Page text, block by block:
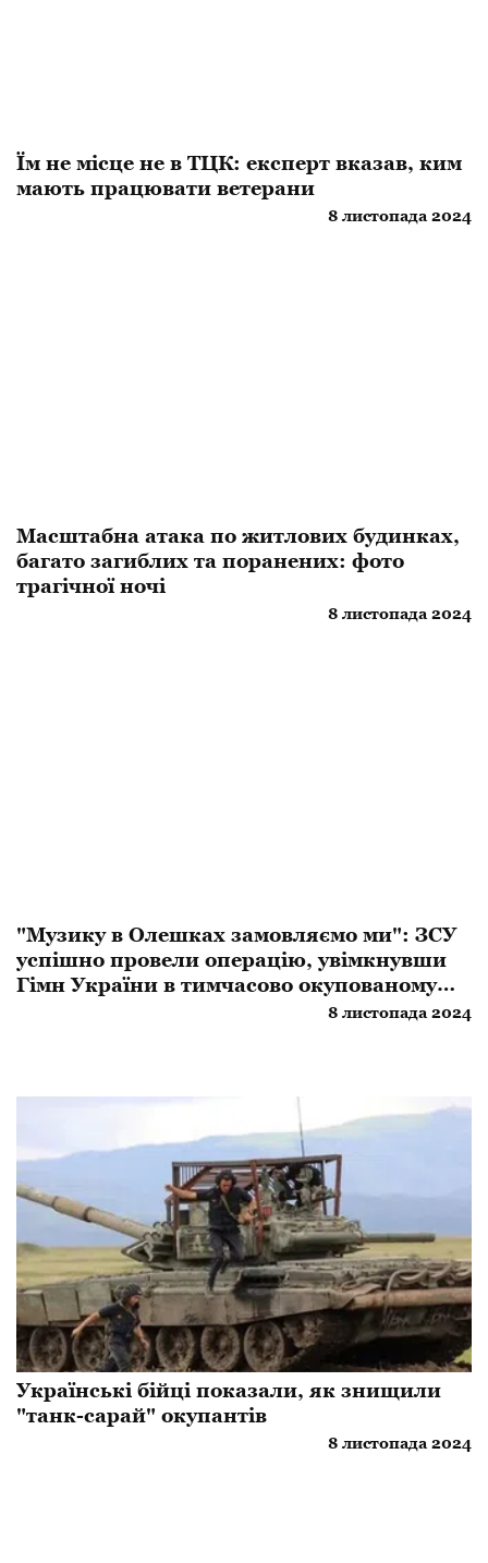
Їм не місце не в ТЦК: експерт вказав, ким
мають працювати ветерани
8 листопада 2024
Масштабна атака по житлових будинках,
багато загиблих та поранених: фото
трагічної ночі
8 листопада 2024
​"Музику в Олешках замовляємо ми": ЗСУ
успішно провели операцію, увімкнувши
Гімн України в тимчасово окупованому
8 листопада 2024
Українські бійці показали, як знищили
"танк-сарай" окупантів
8 листопада 2024